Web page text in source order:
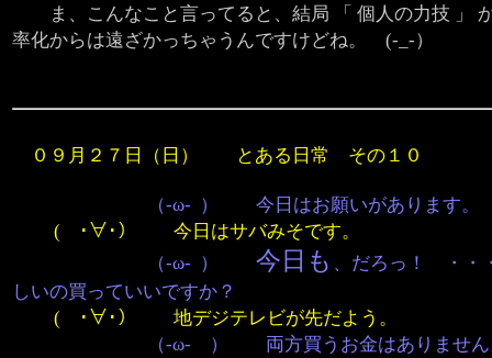
ま、こんなこと言ってると、結局 「 個人の力技 」
率化からは遠ざかっちゃうんですけどね。 (-_-）
０９月２７日（日） とある日常 その１０
（-ω- ） 今日はお願いがあります。
( ･∀･） 今日はサバみそです。
（-ω- ） 今日も 、だろっ！ ・・
しいの買っていいですか？
( ･∀･） 地デジテレビが先だよう。
（-ω- ） 両方買うお金はありません。テレ